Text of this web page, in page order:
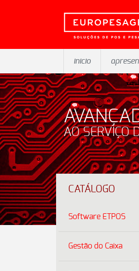
inicio
AO SERVIÇO
CATÁLOGO
Software ETPOS
Gestão do Caixa